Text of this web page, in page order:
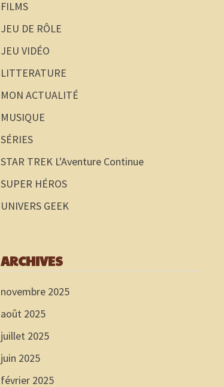
FILMS
JEU DE RÔLE
JEU VIDÉO
LITTERATURE
MON ACTUALITÉ
MUSIQUE
SÉRIES
STAR TREK L'Aventure Continue
SUPER HÉROS
UNIVERS GEEK
ARCHIVES
novembre 2025
août 2025
juillet 2025
juin 2025
février 2025